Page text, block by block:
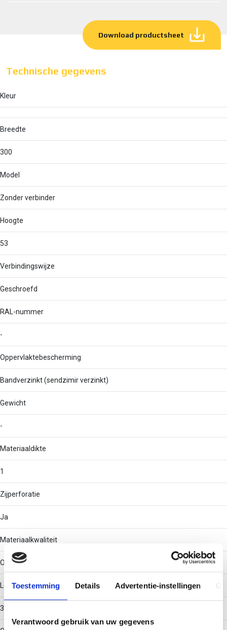
Toestemming Details Advertentie-instellingen
Verantwoord gebruik van uw gegevens
Download productsheet
Technische gegevens
Kleur
Breedte
300
Model
Zonder verbinder
Hoogte
53
Verbindingswijze
Geschroefd
RAL-nummer
-
Oppervlaktebescherming
Bandverzinkt (sendzimir verzinkt)
Gewicht
-
Materiaaldikte
1
Zijperforatie
Ja
Materiaalkwaliteit
Overig
Lengte
3000